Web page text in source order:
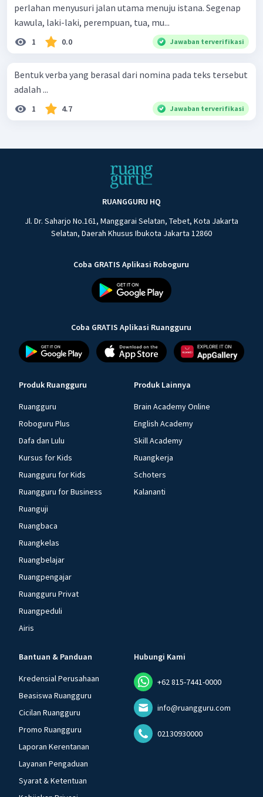
perlahan menyusuri jalan utama menuju istana. Segenap
kawula, laki-laki, perempuan, tua, mu...
1 0.0 Jawaban terverifikasi
Bentuk verba yang berasal dari nomina pada teks tersebut
adalah ...
1 4.7 Jawaban terverifikasi
RUANGGURU HQ
Jl. Dr. Saharjo No.161, Manggarai Selatan, Tebet, Kota Jakarta
Selatan, Daerah Khusus Ibukota Jakarta 12860
Coba GRATIS Aplikasi Roboguru
Coba GRATIS Aplikasi Ruangguru
Produk Ruangguru
Ruangguru
Roboguru Plus
Dafa dan Lulu
Kursus for Kids
Ruangguru for Kids
Ruangguru for Business
Ruanguji
Ruangbaca
Ruangkelas
Ruangbelajar
Ruangpengajar
Ruangguru Privat
Ruangpeduli
Airis
Produk Lainnya
Brain Academy Online
English Academy
Skill Academy
Ruangkerja
Schoters
Kalananti
Bantuan & Panduan
Kredensial Perusahaan
Beasiswa Ruangguru
Cicilan Ruangguru
Promo Ruangguru
Laporan Kerentanan
Layanan Pengaduan
Syarat & Ketentuan
Hubungi Kami
+62 815-7441-0000
info@ruangguru.com
02130930000